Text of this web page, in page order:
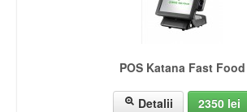
POS Katana Fast Food
Detalii 2350 lei